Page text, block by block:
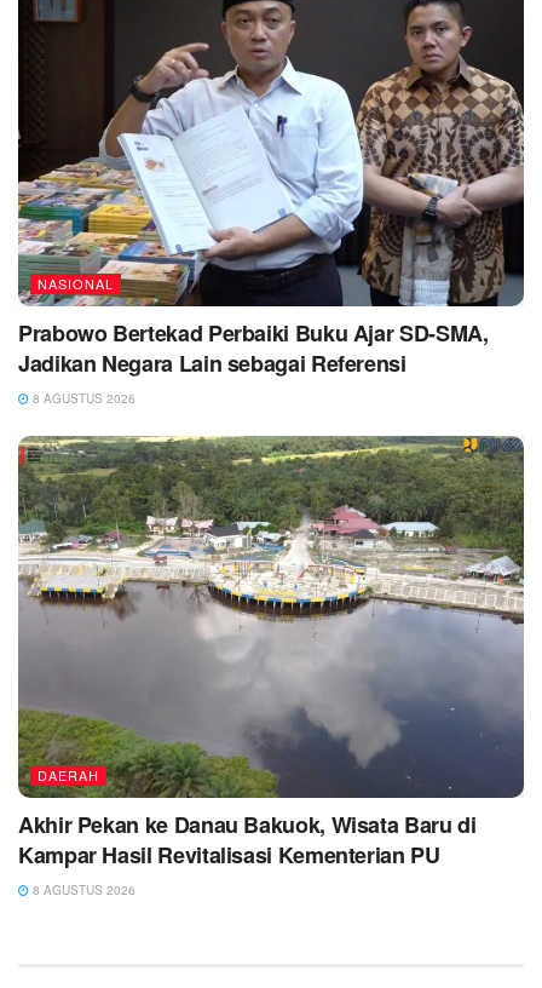
NASIONAL
Prabowo Bertekad Perbaiki Buku Ajar SD-SMA,
Jadikan Negara Lain sebagai Referensi
8 AGUSTUS 2026
DAERAH
Akhir Pekan ke Danau Bakuok, Wisata Baru di
Kampar Hasil Revitalisasi Kementerian PU
8 AGUSTUS 2026